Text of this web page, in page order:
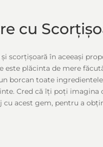
cu
scorțișoară în aceeași
este plăcinta de mere
borcan toate
Cred că îți poți imagina
cu acest gem, pentru a